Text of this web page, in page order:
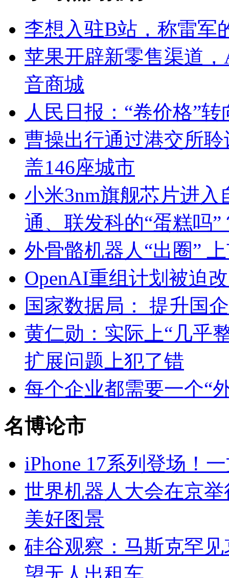
李想入驻B站，称雷军
苹果开辟新零售渠道
音商城
人民日报：“卷价格”
曹操出行通过港交所
盖146座城市
小米3nm旗舰芯片进
通、联发科的“蛋糕吗”
外骨骼机器人“出圈”
OpenAI重组计划被迫
国家数据局： 提升国
黄仁勋：实际上“几乎
扩展问题上犯了错
每个企业都需要一个“
名博论市
iPhone 17系列登场！
世界机器人大会在京
美好图景
硅谷观察：马斯克罕